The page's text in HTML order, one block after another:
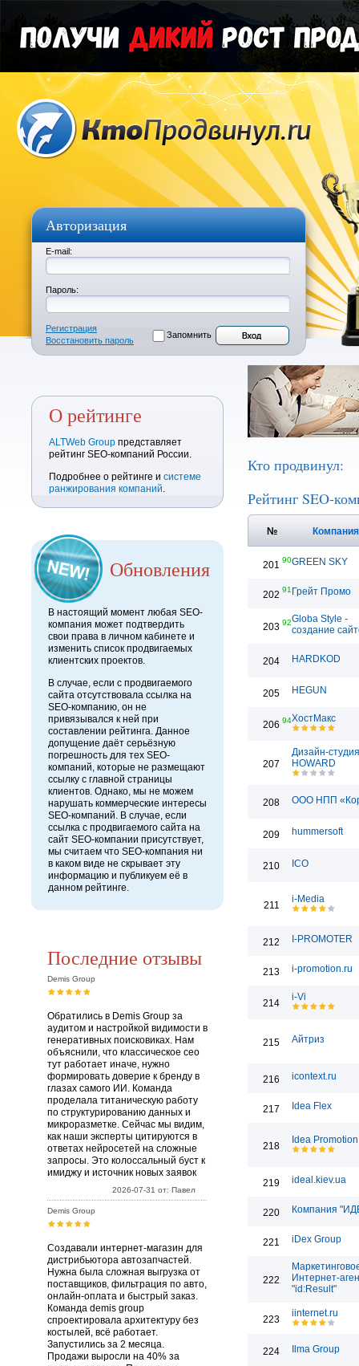
Авторизация
E-mail:
Пароль:
Регистрация
Восстановить пароль
Запомнить
О рейтинге
ALTWeb Group представляет
рейтинг SEO-компаний России.
Подробнее о рейтинге и системе
ранжирования компаний.
Обновления
В настоящий момент любая SEO-
компания может подтвердить
свои права в личном кабинете и
изменить список продвигаемых
клиентских проектов.
В случае, если с продвигаемого
сайта отсутствовала ссылка на
SEO-компанию, он не
привязывался к ней при
составлении рейтинга. Данное
допущение даёт серьёзную
погрешность для тех SEO-
компаний, которые не размещают
ссылку с главной страницы
клиентов. Однако, мы не можем
нарушать коммерческие интересы
SEO-компаний. В случае, если
ссылка с продвигаемого сайта на
сайт SEO-компании присутствует,
мы считаем что SEO-компания ни
в каком виде не скрывает эту
информацию и публикуем её в
данном рейтинге.
Последние отзывы
Demis Group
Обратились в Demis Group за
аудитом и настройкой видимости в
генеративных поисковиках. Нам
объяснили, что классическое сео
тут работает иначе, нужно
формировать доверие к бренду в
глазах самого ИИ. Команда
проделала титаническую работу
по структурированию данных и
микроразметке. Сейчас мы видим,
как наши эксперты цитируются в
ответах нейросетей на сложные
запросы. Это колоссальный буст к
имиджу и источник новых заявок
2026-07-31 от: Павел
Demis Group
Создавали интернет-магазин для
дистрибьютора автозапчастей.
Нужна была сложная выгрузка от
поставщиков, фильтрация по авто,
онлайн-оплата и быстрый заказ.
Команда demis group
спроектировала архитектуру без
костылей, всё работает.
Запустились за 2 месяца.
Продажи выросли на 40% за
Кто продвинул:
Рейтинг SEO-
№ Компания
201 90GREEN SKY
202 91 Грейт Промо
203 92Globa Style -
создание
204 HARDKOD
205 HEGUN
206 94ХостМакс
207
Дизайн-студия
HOWARD
208 ООО НПП
209 hummersoft
210 ICO
211
i-Media
212 I-PROMOTER
213 i-promotion.ru
214
i-Vi
215 Айтриз
216 icontext.ru
217 Idea Flex
218
Idea Promotion
219 ideal.kiev.ua
220 Компания
221 iDex Group
222
Интернет-
"id:Result"
223
iinternet.ru
224 Ilma Group